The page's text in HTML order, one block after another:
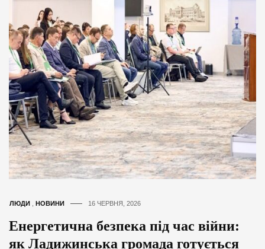
ЛЮДИ НОВИНИ 16 ЧЕРВНЯ, 2026
Енергетична безпека під час війни:
як Ладижинська громада готується